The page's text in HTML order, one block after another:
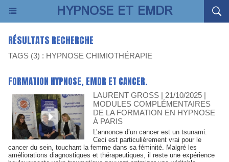
HYPNOSE ET EMDR
RÉSULTATS RECHERCHE
TAGS (3) : HYPNOSE CHIMIOTHÉRAPIE
FORMATION HYPNOSE, EMDR ET CANCER.
LAURENT GROSS | 21/10/2025 |
MODULES COMPLÉMENTAIRES
DE LA FORMATION EN HYPNOSE
À PARIS
L’annonce d’un cancer est un tsunami.
Ceci est particulièrement vrai pour le
cancer du sein, touchant la femme dans sa féminité. Malgré les
améliorations diagnostiques et thérapeutiques, il reste une expérience